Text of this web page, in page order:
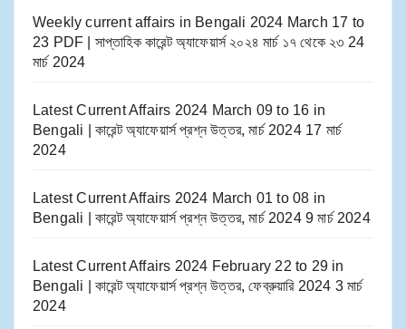
Weekly current affairs in Bengali 2024 March 17 to
23 PDF | সাপ্তাহিক কারেন্ট অ্যাফেয়ার্স ২০২৪ মার্চ ১৭ থেকে ২৩ 24
মার্চ 2024
Latest Current Affairs 2024 March 09 to 16​ in
Bengali | কারেন্ট অ্যাফেয়ার্স প্রশ্ন উত্তর, মার্চ 2024 17 মার্চ
2024
Latest Current Affairs 2024 March 01 to 08​ in
Bengali | কারেন্ট অ্যাফেয়ার্স প্রশ্ন উত্তর, মার্চ 2024 9 মার্চ 2024
Latest Current Affairs 2024 February 22 to 29​ in
Bengali | কারেন্ট অ্যাফেয়ার্স প্রশ্ন উত্তর, ফেব্রুয়ারি 2024 3 মার্চ
2024